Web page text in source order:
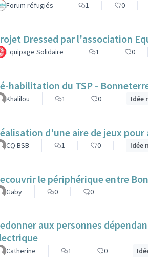
Forum réfugiés 1 0
Dressed par l'association
Equipage Solidaire 1 0
habilitation du TSP -
Khalilou 1 0 Idée
d'une aire de jeux pour
CQ BSB 1 0 Idée
le périphérique entre
Gaby 0 0
aux personnes
Catherine 1 0